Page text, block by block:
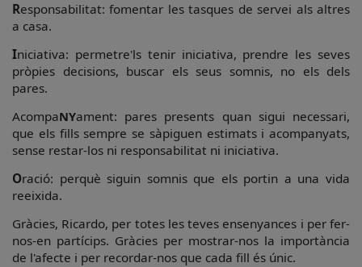
Responsabilitat: fomentar les tasques de servei als altres
a casa.
Iniciativa: permetre'ls tenir iniciativa, prendre les seves
pròpies decisions, buscar els seus somnis, no els dels
pares.
AcompaNYament: pares presents quan sigui necessari,
que els fills sempre se sàpiguen estimats i acompanyats,
sense restar-los ni responsabilitat ni iniciativa.
Oració: perquè siguin somnis que els portin a una vida
reeixida.
Gràcies, Ricardo, per totes les teves ensenyances i per fer-
nos-en partícips. Gràcies per mostrar-nos la importància
de l'afecte i per recordar-nos que cada fill és únic.